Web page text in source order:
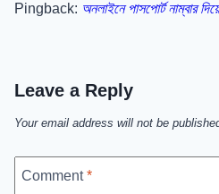
Pingback: অনলাইনে পাসপোর্ট নাম্বার
Leave a Reply
Your email address will not be
Comment*